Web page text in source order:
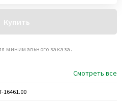
Смотреть все
16461.00
Купить
минимального заказа.